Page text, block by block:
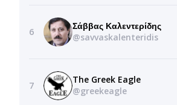
6
Σάββας Καλεντερίδης
@savvaskalenteridis
7
The Greek Eagle
@greekeagle